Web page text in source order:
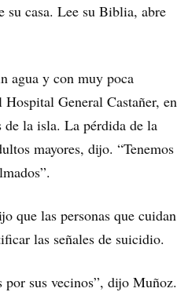
su casa. Lee su Biblia, abre
agua y con muy poca
General Castañer, en
de la isla. La pérdida de la
mayores, dijo. “Tenemos
que las personas que cuidan
las señales de suicidio.
por sus vecinos”, dijo Muñoz.